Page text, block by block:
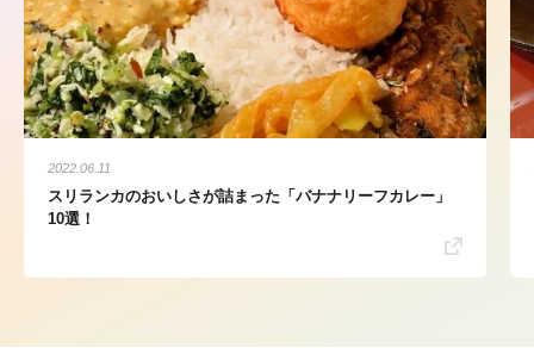
2022.06.11
スリランカのおいしさが詰まった「バナナリーフカレー」
10選！